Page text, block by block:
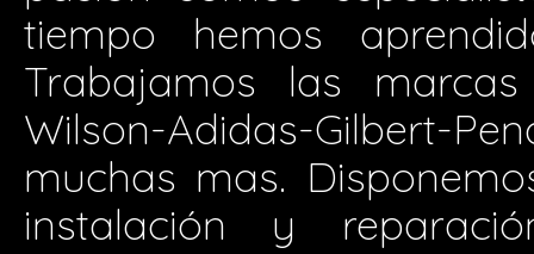
tiempo hemos
Trabajamos las
Wilson-Adidas-
muchas mas.
instalación y